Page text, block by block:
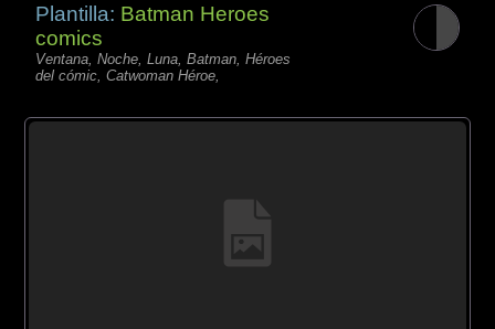
Plantilla: Batman Heroes
comics
Ventana, Noche, Luna, Batman, Héroes
del cómic, Catwoman Héroe,